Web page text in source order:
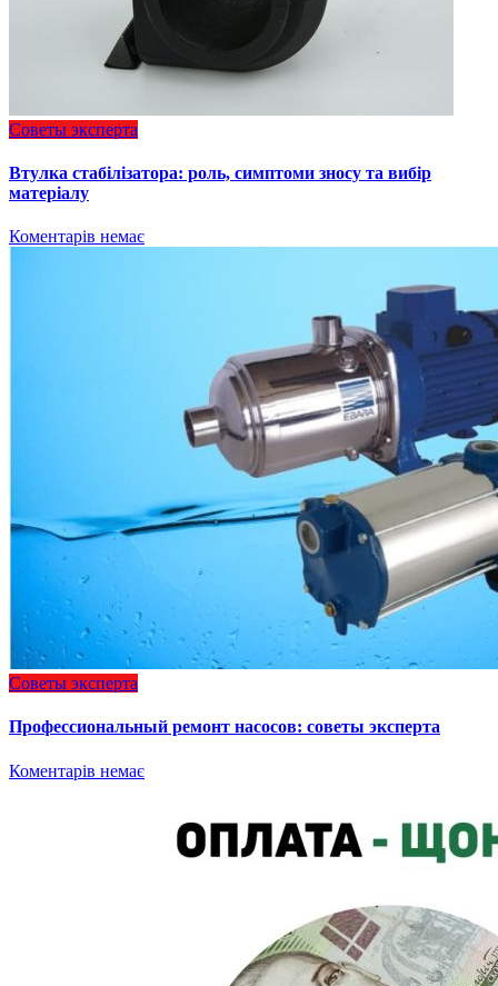
Советы эксперта
Втулка стабілізатора: роль, симптоми зносу та вибір
матеріалу
Коментарів немає
Советы эксперта
Профессиональный ремонт насосов: советы эксперта
Коментарів немає